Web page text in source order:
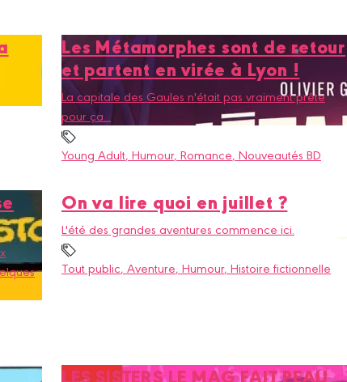
Les Métamorphes sont de retour
et partent en virée à Lyon !
La capitale des Gaules n'était pas vraiment prête
pour ça...
Young Adult, Humour, Romance, Nouveautés BD
On va lire quoi en juillet ?
L'été des grandes aventures commence ici.
Tout public, Aventure, Humour, Histoire fictionnelle
LES SISTERS LE MAG FAIT PEAU